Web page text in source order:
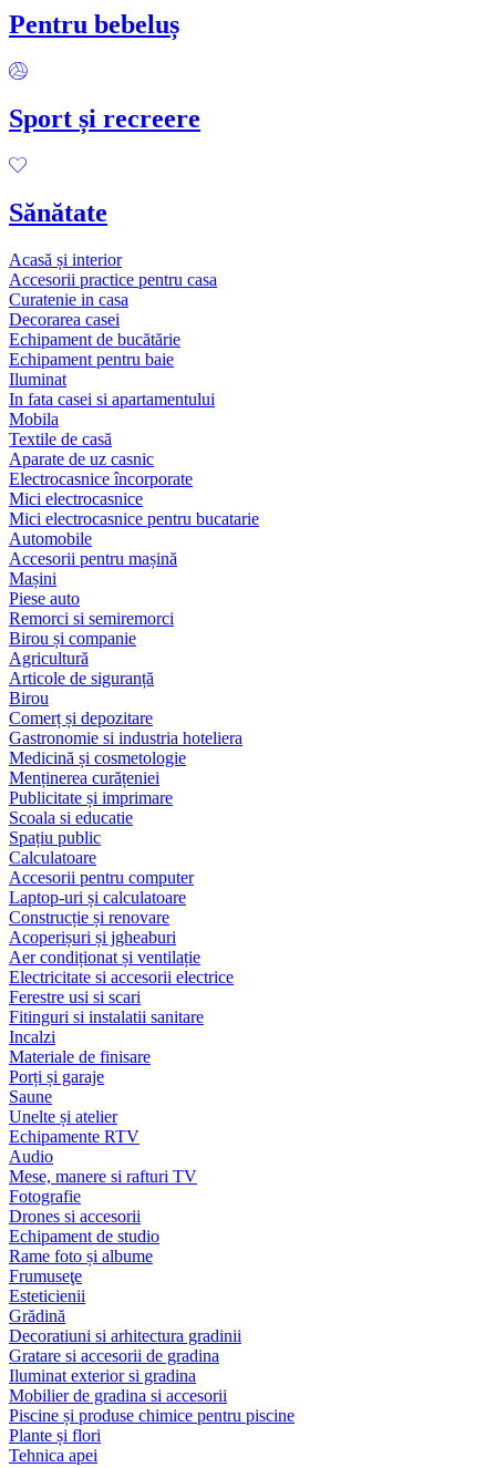
Pentru bebeluș
Sport și recreere
Sănătate
Acasă și interior
Accesorii practice pentru casa
Curatenie in casa
Decorarea casei
Echipament de bucătărie
Echipament pentru baie
Iluminat
In fata casei si apartamentului
Mobila
Textile de casă
Aparate de uz casnic
Electrocasnice încorporate
Mici electrocasnice
Mici electrocasnice pentru bucatarie
Automobile
Accesorii pentru mașină
Mașini
Piese auto
Remorci si semiremorci
Birou și companie
Agricultură
Articole de siguranță
Birou
Comerț și depozitare
Gastronomie si industria hoteliera
Medicină și cosmetologie
Menținerea curățeniei
Publicitate și imprimare
Scoala si educatie
Spațiu public
Calculatoare
Accesorii pentru computer
Laptop-uri și calculatoare
Construcție și renovare
Acoperișuri și jgheaburi
Aer condiționat și ventilație
Electricitate si accesorii electrice
Ferestre usi si scari
Fitinguri si instalatii sanitare
Incalzi
Materiale de finisare
Porți și garaje
Saune
Unelte și atelier
Echipamente RTV
Audio
Mese, manere si rafturi TV
Fotografie
Drones si accesorii
Echipament de studio
Rame foto și albume
Frumuseţe
Esteticienii
Grădină
Decoratiuni si arhitectura gradinii
Gratare si accesorii de gradina
Iluminat exterior si gradina
Mobilier de gradina si accesorii
Piscine și produse chimice pentru piscine
Plante și flori
Tehnica apei